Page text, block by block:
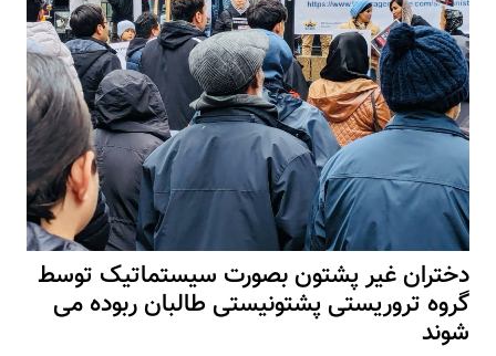
دختران غیر پشتون بصورت سیستماتیک توسط
گروه تروریستی پشتونیستی طالبان ربوده می
شوند